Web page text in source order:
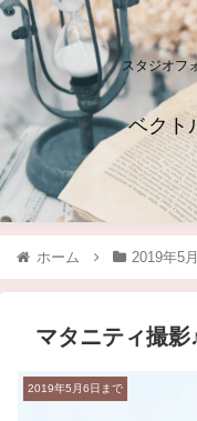
スタジオフ
ベクト
ホーム 2019年5
マタニティ撮影
2019年5月6日まで